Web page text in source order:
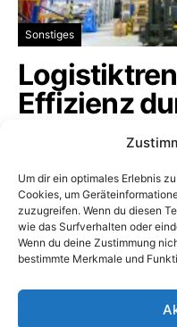
Um dir ein optimales Erlebnis
Cookies, um
zuzugreifen. Wenn du diesen
wie das Surfverhalten oder
Wenn du deine Zustimmung
bestimmte Merkmale und
Sonstiges
Effizienz
Die Logistikbranche
tiefgreifenden
logistikbranche.net 16.